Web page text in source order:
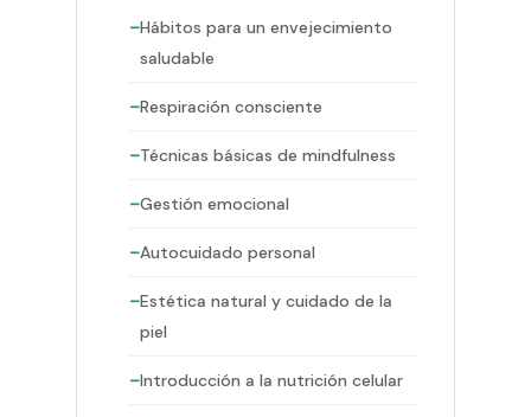
Hábitos para un envejecimiento
saludable
Respiración consciente
Técnicas básicas de mindfulness
Gestión emocional
Autocuidado personal
Estética natural y cuidado de la
piel
Introducción a la nutrición celular